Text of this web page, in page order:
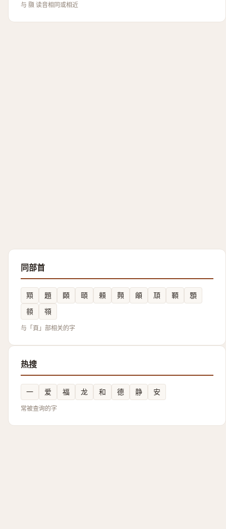
与 䫗 读音相同或相近
同部首
䫤 題 頥 頤 顂 顭 䪿 䪲 顐
顋
䫍
䫈
与「頁」部相关的字
热搜
一 爱 福 龙 和 德 静 安
常被查询的字